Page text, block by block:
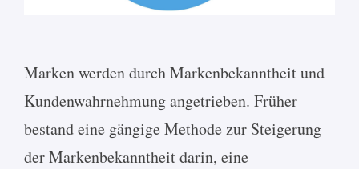
Marken werden durch Markenbekanntheit und
Kundenwahrnehmung angetrieben. Früher
bestand eine gängige Methode zur Steigerung
der Markenbekanntheit darin, eine